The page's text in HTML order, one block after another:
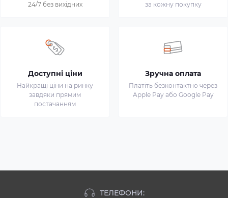
24/7 без вихідних
за кожну покупку
Доступні ціни
Найкращі ціни на ринку
завдяки прямим
постачанням
Зручна оплата
Платіть безконтактно через
Apple Pay або Google Pay
ТЕЛЕФОНИ: